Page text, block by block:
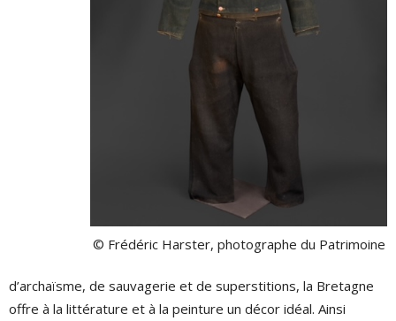
© Frédéric Harster, photographe du Patrimoine
d’archaïsme, de sauvagerie et de superstitions, la Bretagne
offre à la littérature et à la peinture un décor idéal. Ainsi